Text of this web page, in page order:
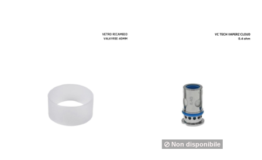
Non disponibile